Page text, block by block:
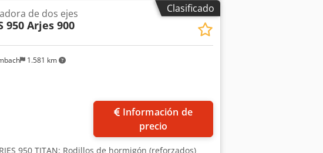
Clasificado
1.581 km
de dos ejes
950 Arjes 900
precio
950 TITAN: Rodillos de hormigón (reforzados)